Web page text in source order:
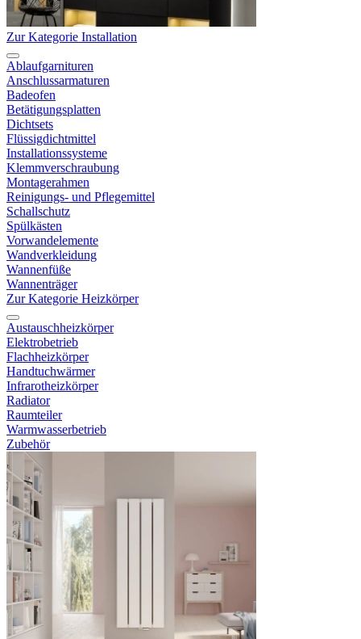
Zur Kategorie Installation
Ablaufgarnituren
Anschlussarmaturen
Badeofen
Betätigungsplatten
Dichtsets
Flüssigdichtmittel
Installationssysteme
Klemmverschraubung
Montagerahmen
Reinigungs- und Pflegemittel
Schallschutz
Spülkästen
Vorwandelemente
Wandverkleidung
Wannenfüße
Wannenträger
Zur Kategorie Heizkörper
Austauschheizkörper
Elektrobetrieb
Flachheizkörper
Handtuchwärmer
Infrarotheizkörper
Radiator
Raumteiler
Warmwasserbetrieb
Zubehör